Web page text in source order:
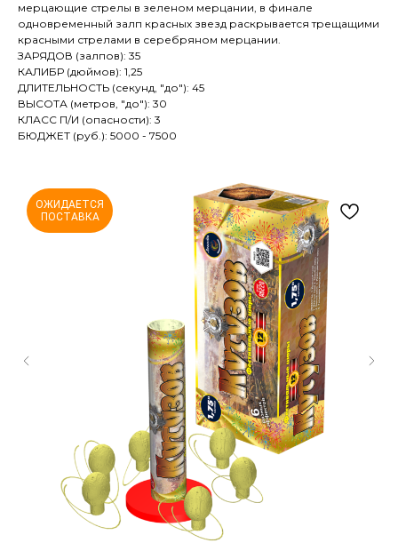
мерцающие стрелы в зеленом мерцании, в финале
одновременный залп красных звезд раскрывается трещащими
красными стрелами в серебряном мерцании.
ЗАРЯДОВ (залпов): 35
КАЛИБР (дюймов): 1,25
ДЛИТЕЛЬНОСТЬ (секунд, "до"): 45
ВЫСОТА (метров, "до"): 30
КЛАСС П/И (опасности): 3
БЮДЖЕТ (руб.): 5000 - 7500
ОЖИДАЕТСЯ
ПОСТАВКА